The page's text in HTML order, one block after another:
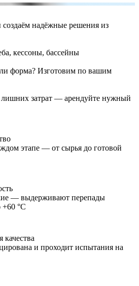
надёжные решения из
кессоны, бассейны
форма? Изготовим по вашим
затрат — арендуйте нужный
этапе — от сырья до готовой
— выдерживают перепады
+60 °C
и проходит испытания на